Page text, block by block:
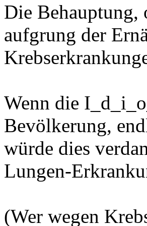
Die
aufgrung der
Wenn die
Bevölkerung,
würde dies
Lungen-
(Wer wegen